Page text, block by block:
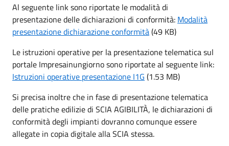
Al seguente link sono riportate le modalità di
presentazione delle dichiarazioni di conformità: Modalità
presentazione dichiarazione conformità(49 KB)
Le istruzioni operative per la presentazione telematica sul
portale Impresainungiorno sono riportate al seguente link:
Istruzioni operative presentazione I1G (1.53 MB)
Si precisa inoltre che in fase di presentazione telematica
delle pratiche edilizie di SCIA AGIBILITÀ, le dichiarazioni di
conformità degli impianti dovranno comunque essere
allegate in copia digitale alla SCIA stessa.